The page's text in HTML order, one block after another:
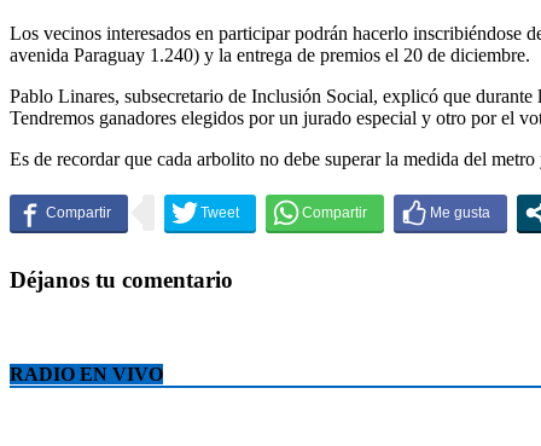
Los vecinos interesados en participar podrán hacerlo
avenida Paraguay 1.240) y la entrega de premios el 20 de diciembre.
Pablo Linares, subsecretario de Inclusión Social, explicó que
Tendremos ganadores elegidos por un jurado especial y otro por el
Es de recordar que cada arbolito no debe superar la medida del
Déjanos tu comentario
RADIO EN VIVO